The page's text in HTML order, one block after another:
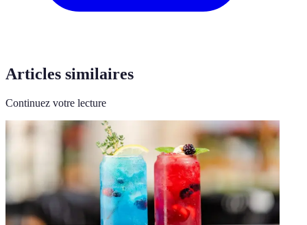
Articles similaires
Continuez votre lecture